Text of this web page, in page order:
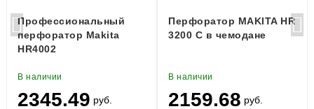
Профессиональный
перфоратор Makita
HR4002
В наличии
2345.49 руб.
Перфоратор MAKITA HR
3200 C в чемодане
В наличии
2159.68 руб.